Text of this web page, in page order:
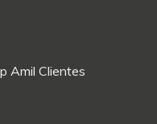
Amil Clientes